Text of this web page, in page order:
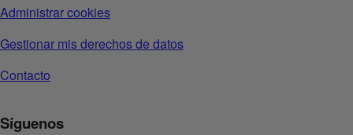
Administrar cookies
Gestionar mis derechos de datos
Contacto
Síguenos